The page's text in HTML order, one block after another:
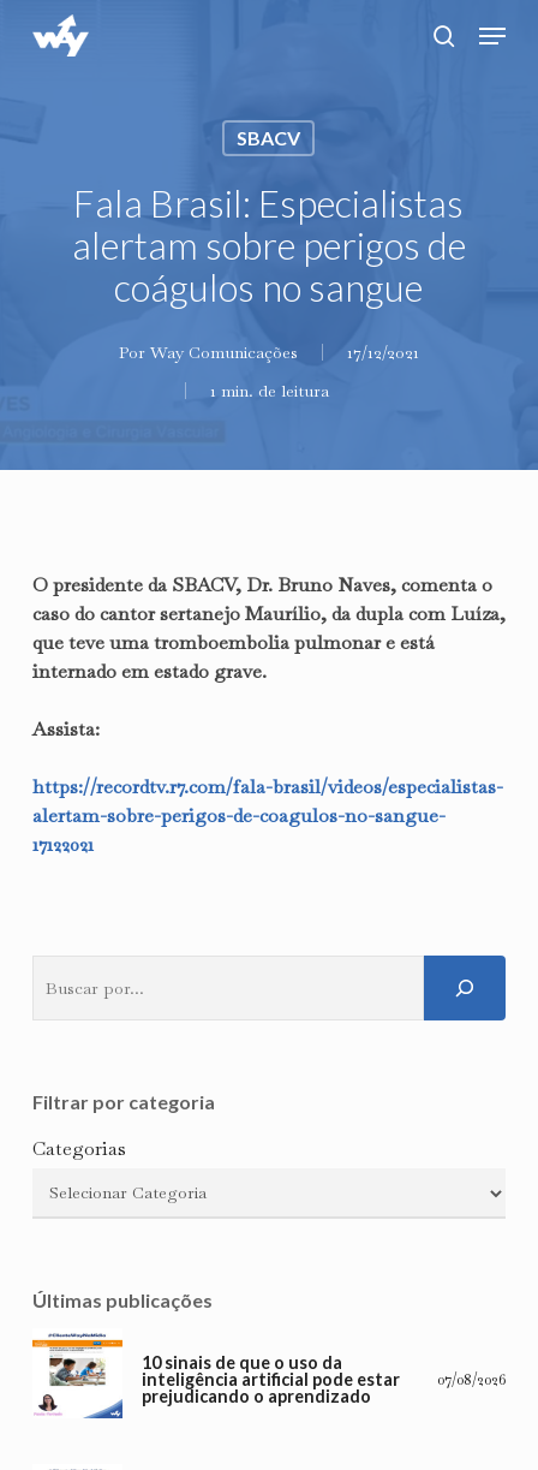
search
Menu
SBACV
Fala Brasil: Especialistas
alertam sobre perigos de
coágulos no sangue
Por Way Comunicações
17/12/2021
1 min. de leitura
O presidente da SBACV, Dr. Bruno Naves, comenta o
caso do cantor sertanejo Maurílio, da dupla com Luíza,
que teve uma tromboembolia pulmonar e está
internado em estado grave.
Assista:
https://recordtv.r7.com/fala-brasil/videos/especialistas-
alertam-sobre-perigos-de-coagulos-no-sangue-
17122021
Filtrar por categoria
Categorias
Últimas publicações
10 sinais de que o uso da
inteligência artificial pode estar
prejudicando o aprendizado
07/08/2026